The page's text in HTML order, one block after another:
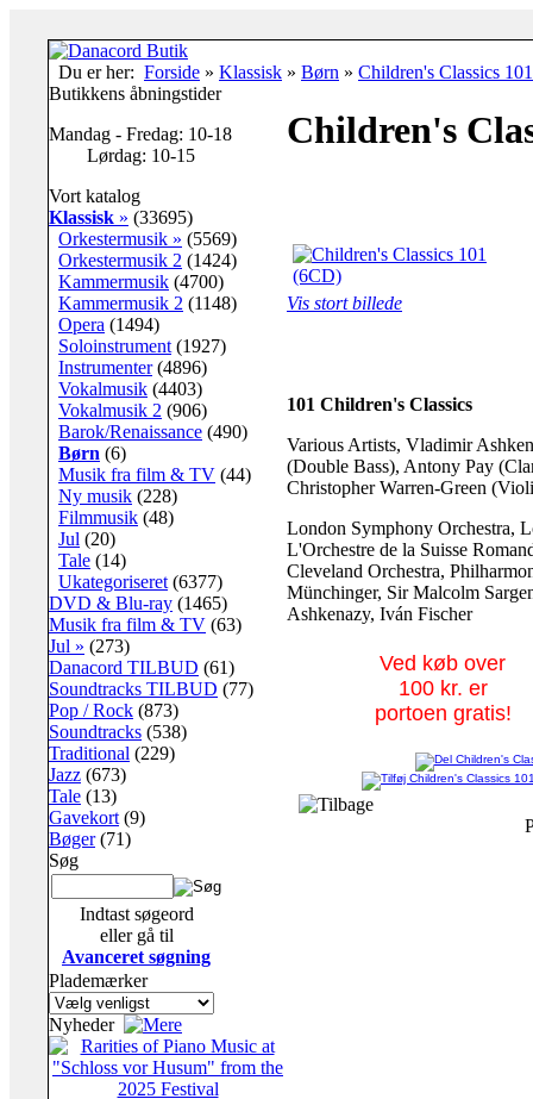
Du er her: Forside » Klassisk » Børn » Children's Classics
Butikkens åbningstider
Mandag - Fredag: 10-18
Lørdag: 10-15
Vort katalog
Klassisk » (33695)
Orkestermusik » (5569)
Orkestermusik 2 (1424)
Kammermusik (4700)
Kammermusik 2 (1148)
Opera (1494)
Soloinstrument (1927)
Instrumenter(4896)
Vokalmusik (4403)
Vokalmusik 2 (906)
Barok/Renaissance (490)
Børn (6)
Musik fra film & TV (44)
Ny musik (228)
Filmmusik (48)
Jul (20)
Tale (14)
Ukategoriseret (6377)
DVD & Blu-ray (1465)
Musik fra film & TV (63)
Jul » (273)
Danacord TILBUD (61)
Soundtracks TILBUD (77)
Pop / Rock (873)
Soundtracks (538)
Traditional (229)
Jazz (673)
Tale (13)
Gavekort (9)
Bøger(71)
Søg
Indtast søgeord
eller gå til
Avanceret søgning
Plademærker
Nyheder
Children's
Vis stort billede
101 Children's Classics
Various Artists, Vladimir
(Double Bass), Antony Pay
Christopher Warren-Green
London Symphony Orchestra,
L'Orchestre de la Suisse
Cleveland Orchestra,
Münchinger, Sir Malcolm
Ashkenazy, Iván Fischer
Ved køb over
100 kr. er
portoen gratis!